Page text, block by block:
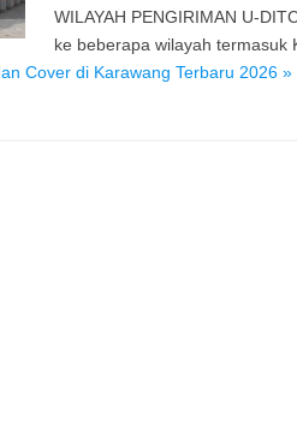
WILAYAH PENGIRIMAN U-
ke beberapa wilayah termasuk
Cover di Karawang Terbaru 2026 »